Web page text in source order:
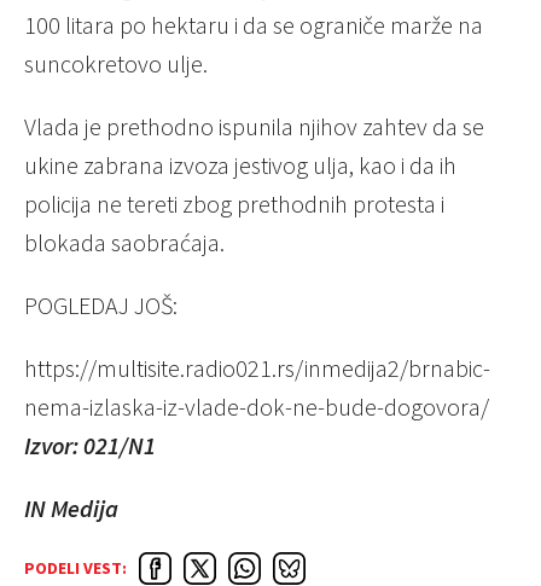
100 litara po hektaru i da se ograniče marže na
suncokretovo ulje.
Vlada je prethodno ispunila njihov zahtev da se
ukine zabrana izvoza jestivog ulja, kao i da ih
policija ne tereti zbog prethodnih protesta i
blokada saobraćaja.
POGLEDAJ JOŠ:
https://multisite.radio021.rs/inmedija2/brnabic-
nema-izlaska-iz-vlade-dok-ne-bude-dogovora/
Izvor: 021/N1
IN Medija
PODELI VEST: